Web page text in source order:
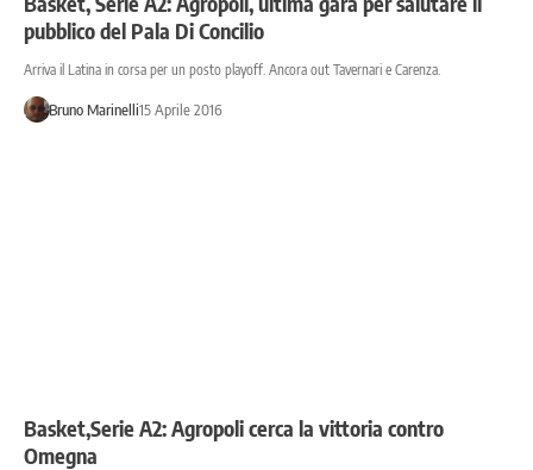
pubblico del Pala Di Concilio
Arriva il Latina in corsa per un posto playoff. Ancora out Tavernari e Carenza.
Bruno Marinelli15 Aprile 2016
Basket,Serie A2: Agropoli cerca la vittoria contro
Omegna